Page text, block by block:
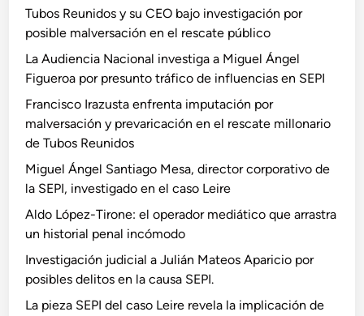
Tubos Reunidos y su CEO bajo investigación por
posible malversación en el rescate público
La Audiencia Nacional investiga a Miguel Ángel
Figueroa por presunto tráfico de influencias en SEPI
Francisco Irazusta enfrenta imputación por
malversación y prevaricación en el rescate millonario
de Tubos Reunidos
Miguel Ángel Santiago Mesa, director corporativo de
la SEPI, investigado en el caso Leire
Aldo López-Tirone: el operador mediático que arrastra
un historial penal incómodo
Investigación judicial a Julián Mateos Aparicio por
posibles delitos en la causa SEPI.
La pieza SEPI del caso Leire revela la implicación de